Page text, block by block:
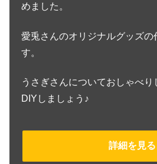
めました。
愛兎さんのオリジナルグッズの
す。
うさぎさんについておしゃべり
DIYしましょう♪
詳細を見る